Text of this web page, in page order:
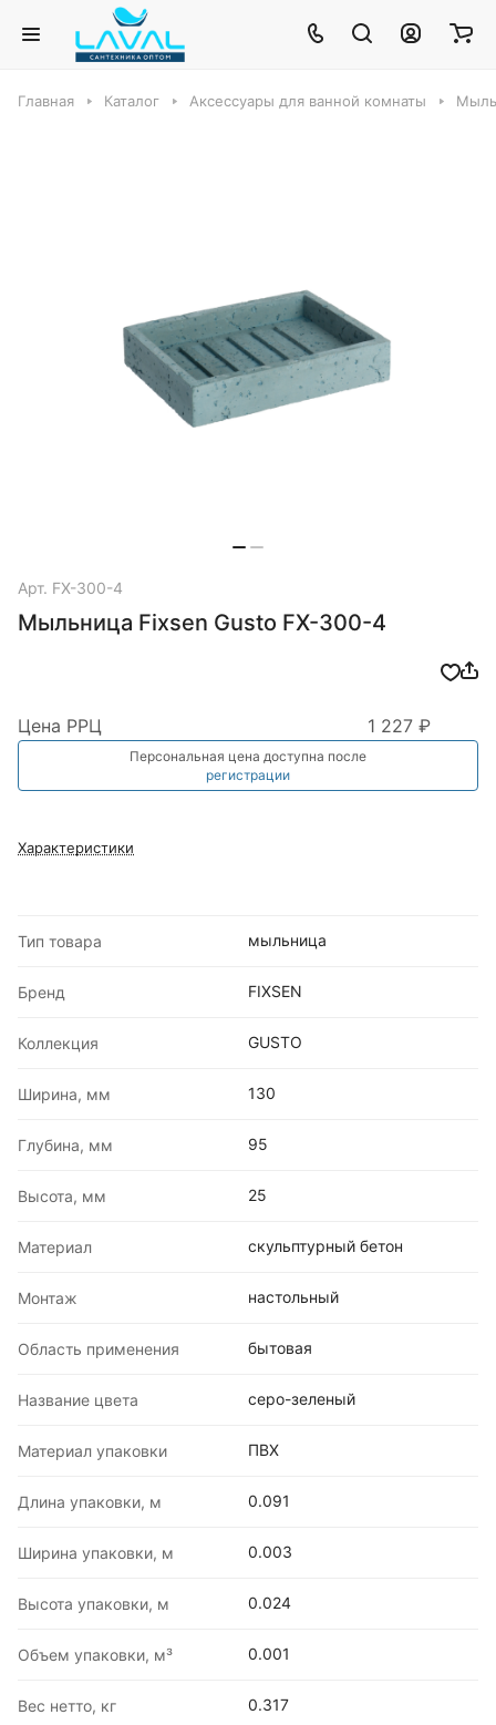
Главная Каталог Аксессуары для ванной комнаты
Арт. FX-300-4
Мыльница Fixsen Gusto FX-300-4
Цена РРЦ 1 227 ₽
Персональная цена доступна после
регистрации
Характеристики
Тип товара мыльница
Бренд FIXSEN
Коллекция GUSTO
Ширина, мм 130
Глубина, мм 95
Высота, мм 25
Материал скульптурный бетон
Монтаж настольный
Область применения бытовая
Название цвета серо-зеленый
Материал упаковки ПВХ
Длина упаковки, м 0.091
Ширина упаковки, м 0.003
Высота упаковки, м 0.024
Объем упаковки, м³ 0.001
Вес нетто, кг 0.317